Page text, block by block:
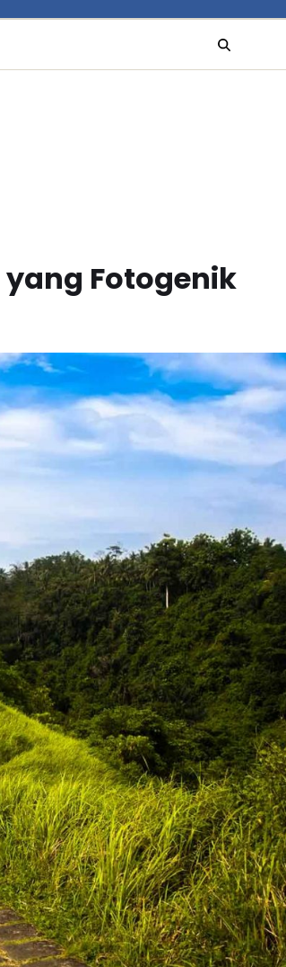
Fotogenik